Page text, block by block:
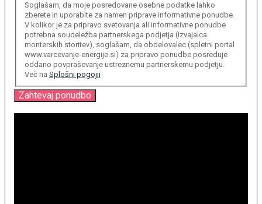
Soglašam, da moje posredovane osebne podatke lahko
zberete in uporabite za namen priprave informativne ponudbe.
V kolikor je za pripravo svetovanja ali informativne ponudbe
potrebna soudeležba partnerskega podjetja (izvajalca
monterskih storitev), soglašam, da obdelovalec (spletni portal
www.varcevanje-energije.si) za pripravo ponudbe posreduje
oddano povpraševanje ustreznemu partnerskemu podjetju.
Več na Splošni pogojii